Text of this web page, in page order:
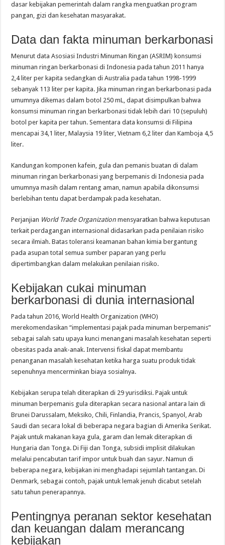
dasar kebijakan pemerintah dalam rangka menguatkan program
pangan, gizi dan kesehatan masyarakat.
Data dan fakta minuman berkarbonasi
Menurut data Asosiasi Industri Minuman Ringan (ASRIM) konsumsi
minuman ringan berkarbonasi di Indonesia pada tahun 2011 hanya
2,4 liter per kapita sedangkan di Australia pada tahun 1998-1999
sebanyak 113 liter per kapita. Jika minuman ringan berkarbonasi pada
umumnya dikemas dalam botol 250 mL, dapat disimpulkan bahwa
konsumsi minuman ringan berkarbonasi tidak lebih dari 10 (sepuluh)
botol per kapita per tahun. Sementara data konsumsi di Filipina
mencapai 34,1 liter, Malaysia 19 liter, Vietnam 6,2 liter dan Kamboja 4,5
liter.
Kandungan komponen kafein, gula dan pemanis buatan di dalam
minuman ringan berkarbonasi yang berpemanis di Indonesia pada
umumnya masih dalam rentang aman, namun apabila dikonsumsi
berlebihan tentu dapat berdampak pada kesehatan.
Perjanjian World Trade Organization mensyaratkan bahwa keputusan
terkait perdagangan internasional didasarkan pada penilaian risiko
secara ilmiah. Batas toleransi keamanan bahan kimia bergantung
pada asupan total semua sumber paparan yang perlu
dipertimbangkan dalam melakukan penilaian risiko.
Kebijakan cukai minuman
berkarbonasi di dunia internasional
Pada tahun 2016, World Health Organization (WHO)
merekomendasikan “implementasi pajak pada minuman berpemanis”
sebagai salah satu upaya kunci menangani masalah kesehatan seperti
obesitas pada anak-anak. Intervensi fiskal dapat membantu
penanganan masalah kesehatan ketika harga suatu produk tidak
sepenuhnya mencerminkan biaya sosialnya.
Kebijakan serupa telah diterapkan di 29 yurisdiksi. Pajak untuk
minuman berpemanis gula diterapkan secara nasional antara lain di
Brunei Darussalam, Meksiko, Chili, Finlandia, Prancis, Spanyol, Arab
Saudi dan secara lokal di beberapa negara bagian di Amerika Serikat.
Pajak untuk makanan kaya gula, garam dan lemak diterapkan di
Hungaria dan Tonga. Di Fiji dan Tonga, subsidi implisit dilakukan
melalui pencabutan tarif impor untuk buah dan sayur. Namun di
beberapa negara, kebijakan ini menghadapi sejumlah tantangan. Di
Denmark, sebagai contoh, pajak untuk lemak jenuh dicabut setelah
satu tahun penerapannya.
Pentingnya peranan sektor kesehatan
dan keuangan dalam merancang
kebijakan